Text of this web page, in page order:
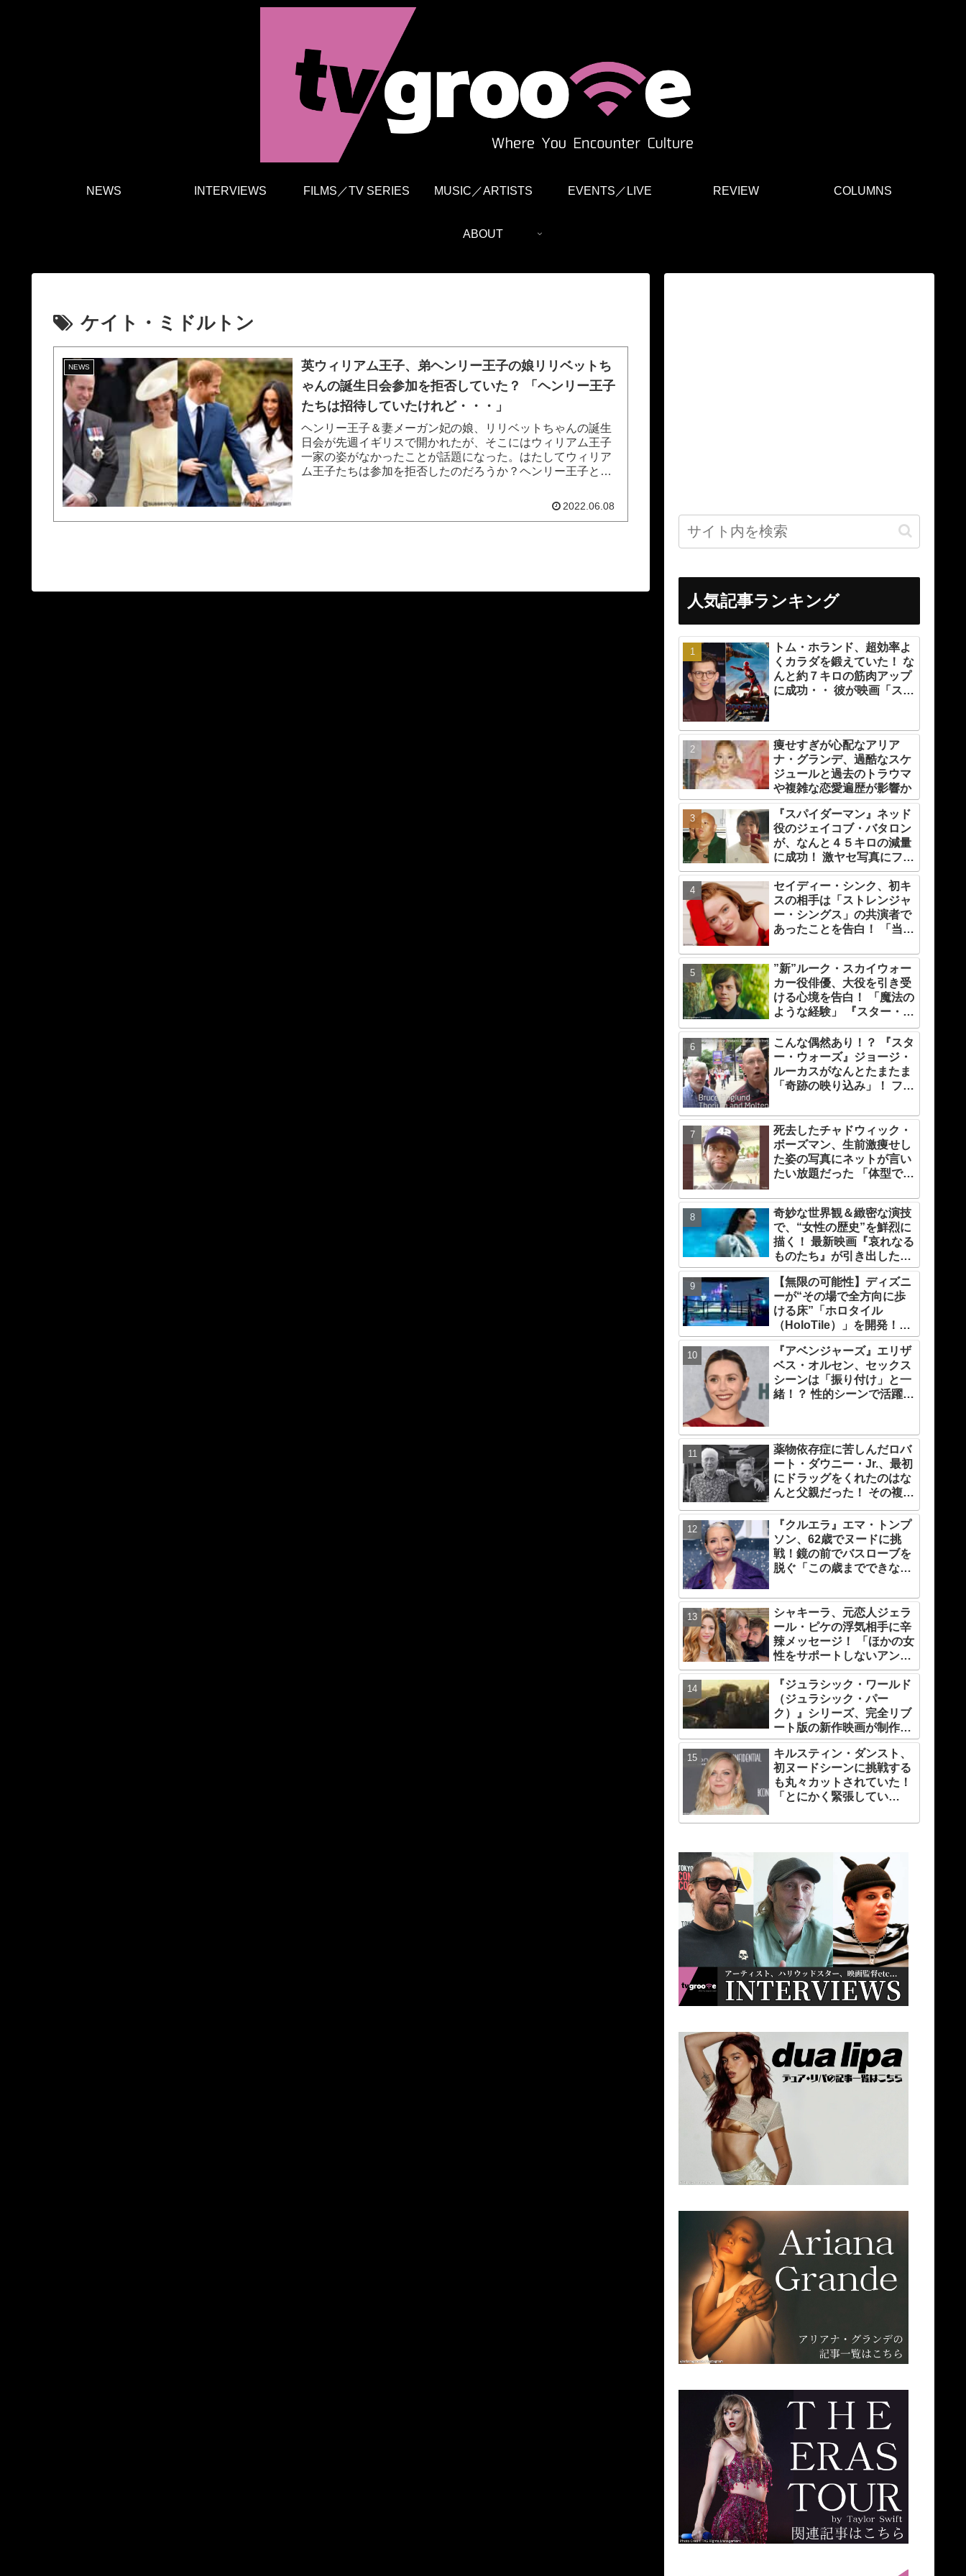
NEWS INTERVIEWS FILMS／TV SERIES MUSIC／ARTISTS EVENTS／LIVE REVIEW COLUMNS
ABOUT
ケイト・ミドルトン
NEWS
英ウィリアム王子、弟ヘンリー王子の娘リリベットち
ゃんの誕生日会参加を拒否していた？ 「ヘンリー王子
たちは招待していたけれど・・・」
ヘンリー王子＆妻メーガン妃の娘、リリベットちゃんの誕生
日会が先週イギリスで開かれたが、そこにはウィリアム王子
一家の姿がなかったことが話題になった。はたしてウィリア
ム王子たちは参加を拒否したのだろうか？ヘンリー王子とメ
2022.06.08
人気記事ランキング
トム・ホランド、超効率よ
くカラダを鍛えていた！ な
んと約７キロの筋肉アップ
に成功・・ 彼が映画「スパ
法とは？
痩せすぎが心配なアリア
ナ・グランデ、過酷なスケ
ジュールと過去のトラウマ
や複雑な恋愛遍歴が影響か
『スパイダーマン』ネッド
役のジェイコブ・バタロン
が、なんと４５キロの減量
に成功！ 激ヤセ写真にファ
ンたちもビックリ[写真あ
り]
セイディー・シンク、初キ
スの相手は「ストレンジャ
ー・シングス」の共演者で
あったことを告白！ 「当時
えば笑い話」
”新”ルーク・スカイウォー
カー役俳優、大役を引き受
ける心境を告白！ 「魔法の
ような経験」 『スター・ウ
ォーズ』の一員になれたこ
とによろこび爆発
こんな偶然あり！？ 『スタ
ー・ウォーズ』ジョージ・
ルーカスがなんとたまたま
「奇跡の映り込み」！ ファ
死去したチャドウィック・
ボーズマン、生前激痩せし
た姿の写真にネットが言い
たい放題だった 「体型で誹
が呼びかける
奇妙な世界観＆緻密な演技
で、“女性の歴史”を鮮烈に
描く！ 最新映画『哀れなる
ものたち』が引き出したエ
マ・ストーンのオーラと怪
演、そして緻密すぎる演技
力！ これは女性の“自由意
志”の物語［レビュー＆解
説］
【無限の可能性】ディズニ
ーが“その場で全方向に歩
ける床”「ホロタイル
（HoloTile）」を開発！
VR空間を自在に動けるよ
うに【『レディプレ』実現
への大きな一歩？】
『アベンジャーズ』エリザ
ベス・オルセン、セックス
シーンは「振り付け」と一
緒！？ 性的シーンで活躍す
ついても語る
薬物依存症に苦しんだロバ
ート・ダウニー・Jr.、最初
にドラッグをくれたのはな
んと父親だった！ その複雑
ンタリー内で明らかに
『クルエラ』エマ・トンプ
ソン、62歳でヌードに挑
戦！鏡の前でバスローブを
脱ぐ「この歳までできなか
ヌードシーンの“難しさ”と
は？
シャキーラ、元恋人ジェラ
ール・ピケの浮気相手に辛
辣メッセージ！ 「ほかの女
性をサポートしないアンタ
は地獄行き・・」 浮気され
破局した悲しい心境を赤
裸々に語る
『ジュラシック・ワールド
（ジュラシック・パー
ク）』シリーズ、完全リブ
ート版の新作映画が制作
中！ 元祖『ジュラシック・
パーク』の脚本家デヴィッ
ド・コープが関与
キルスティン・ダンスト、
初ヌードシーンに挑戦する
も丸々カットされていた！
「とにかく緊張してい
トワネット』で果敢に挑ん